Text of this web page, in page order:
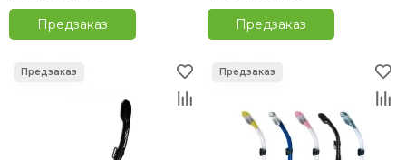
Предзаказ Предзаказ